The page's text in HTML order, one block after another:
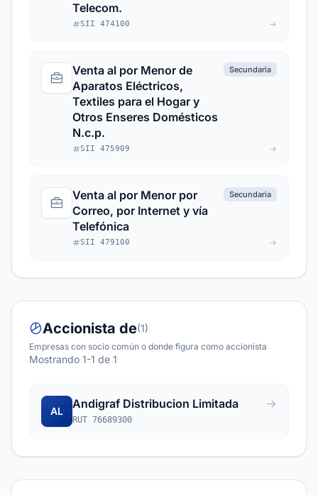
Telecom.
SII 474100
Venta al por Menor de
Aparatos Eléctricos,
Textiles para el Hogar y
Otros Enseres Domésticos
N.c.p.
Secundaria
SII 475909
Venta al por Menor por
Correo, por Internet y vía
Telefónica
Secundaria
SII 479100
Accionista de(1)
Empresas con socio común o donde figura como accionista
Mostrando 1-1 de 1
AL
Andigraf Distribucion Limitada
RUT 76689300